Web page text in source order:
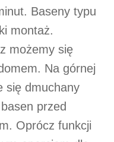
Baseny typu
montaż.
możemy się
Na górnej
się dmuchany
przed
Oprócz funkcji